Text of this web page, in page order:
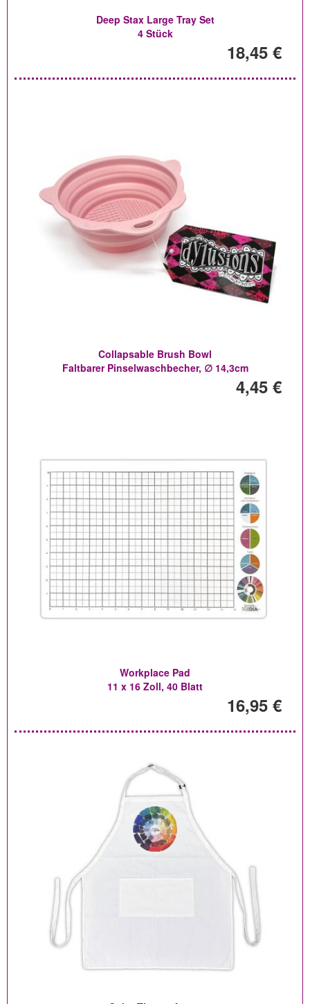
Deep Stax Large Tray Set
4 Stück
18,45 €
Collapsable Brush Bowl
Faltbarer Pinselwaschbecher, ∅ 14,3cm
4,45 €
Workplace Pad
11 x 16 Zoll, 40 Blatt
16,95 €